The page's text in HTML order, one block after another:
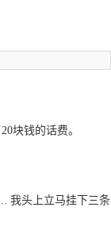
块钱的话费。
我头上立马挂下三条